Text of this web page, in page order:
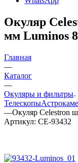
Окуляр
мм Luminos
Главная
—
Каталог
—
Окуляры и фильтры
Телескопы
—Окуляр Celestron
Артикул: CE-93432